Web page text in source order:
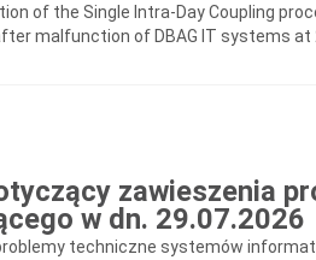
of the Single Intra-Day Coupling
malfunction of DBAG IT systems at
zawieszenia
w dn. 29.07.2026
techniczne systemów